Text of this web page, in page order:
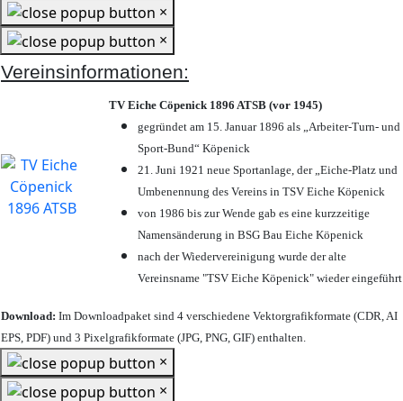
×
×
Vereinsinformationen:
TV Eiche Cöpenick 1896 ATSB (vor 1945)
gegründet am 15. Januar 1896 als „Arbeiter-Turn- und
Sport-Bund“ Köpenick
21. Juni 1921 neue Sportanlage, der „Eiche-Platz und
Umbenennung des Vereins in TSV Eiche Köpenick
von 1986 bis zur Wende gab es eine kurzzeitige
Namensänderung in BSG Bau Eiche Köpenick
nach der Wiedervereinigung wurde der alte
Vereinsname "TSV Eiche Köpenick" wieder eingeführt
Download: Im Downloadpaket sind 4 verschiedene Vektorgrafikformate (CDR, AI
EPS, PDF) und 3 Pixelgrafikformate (JPG, PNG, GIF) enthalten.
×
×